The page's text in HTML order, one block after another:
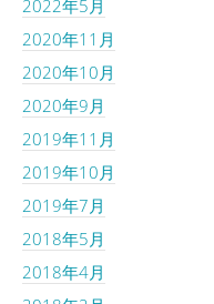
2022年5月
2020年11月
2020年10月
2020年9月
2019年11月
2019年10月
2019年7月
2018年5月
2018年4月